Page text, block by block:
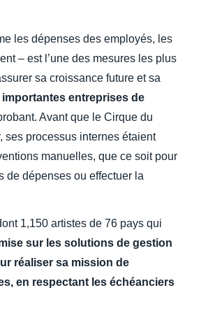
les dépenses des employés, les
– est l’une des mesures les plus
sa croissance future et sa
importantes entreprises de
Avant que le Cirque du
ses processus internes étaient
manuelles, que ce soit pour
de dépenses ou effectuer la
1,150 artistes de 76 pays qui
sur les solutions de gestion
réaliser sa mission de
en respectant les échéanciers